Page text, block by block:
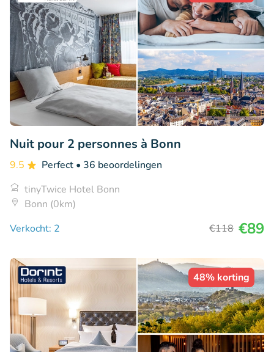
Nuit pour 2 personnes à Bonn
9.5 Perfect • 36 beoordelingen
tinyTwice Hotel Bonn
Bonn (0km)
Verkocht: 2
€118 €89
48% korting